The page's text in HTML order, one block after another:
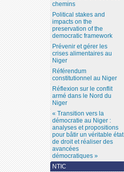
chemins
Political stakes and
impacts on the
preservation of the
democratic framework
Prévenir et gérer les
crises alimentaires au
Niger
Référendum
constitutionnel au Niger
Réflexion sur le conflit
armé dans le Nord du
Niger
« Transition vers la
démocratie au Niger :
analyses et propositions
pour bâtir un véritable état
de droit et réaliser des
avancées
démocratiques »
NTIC